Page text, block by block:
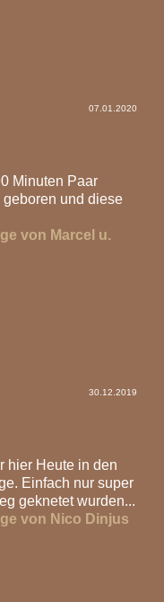
07.01.2020
Minuten Paar
und diese
von Marcel u.
30.12.2019
hier Heute in den
Einfach nur super
geknetet wurden...
von Nico Dinjus